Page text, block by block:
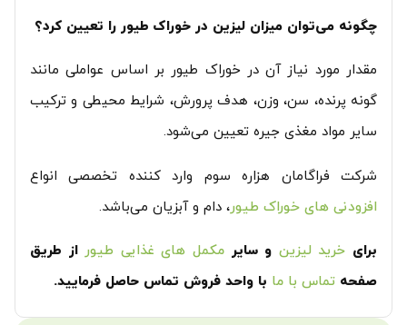
چگونه می‌توان میزان لیزین در خوراک طیور را تعیین کرد؟
مقدار مورد نیاز آن در خوراک طیور بر اساس عواملی مانند
گونه پرنده، سن، وزن، هدف پرورش، شرایط محیطی و ترکیب
سایر مواد مغذی جیره تعیین می‌شود.‎
شرکت فراگامان هزاره سوم وارد کننده تخصصی انواع
افزودنی های خوراک طیور، دام و آبزیان می‌باشد.
برای خرید لیزین و سایر مکمل های غذایی طیور از طریق
صفحه تماس با ما با واحد فروش تماس حاصل فرمایید.